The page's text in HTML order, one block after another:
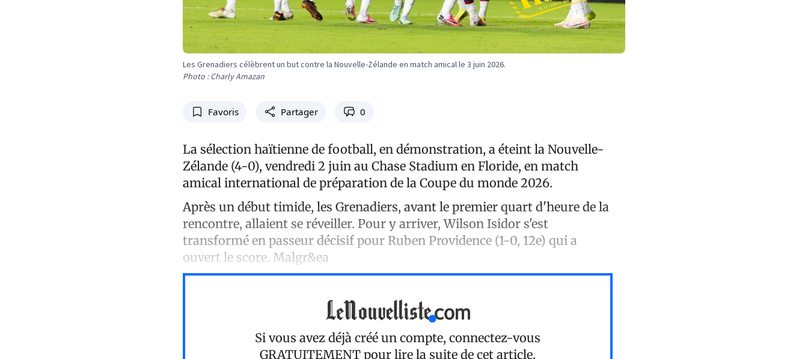
Les Grenadiers célèbrent un but contre la Nouvelle-Zélande en match amical le 3 juin 2026.
Photo : Charly Amazan
Favoris Partager 0
La sélection haïtienne de football, en démonstration, a éteint la Nouvelle-
Zélande (4-0), vendredi 2 juin au Chase Stadium en Floride, en match
amical international de préparation de la Coupe du monde 2026.
Après un début timide, les Grenadiers, avant le premier quart d'heure de la
rencontre, allaient se réveiller. Pour y arriver, Wilson Isidor s'est
transformé en passeur décisif pour Ruben Providence (1-0, 12e) qui a
ouvert le score. Malgr&ea
Si vous avez déjà créé un compte, connectez-vous
GRATUITEMENT pour lire la suite de cet article.